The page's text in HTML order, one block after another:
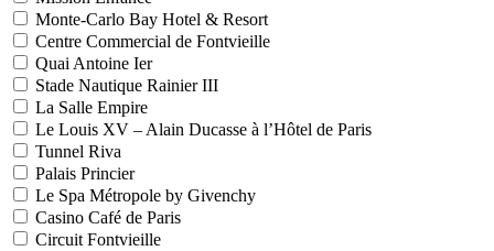
Monte-Carlo Bay Hotel & Resort
Centre Commercial de Fontvieille
Quai Antoine Ier
Stade Nautique Rainier III
La Salle Empire
Le Louis XV – Alain Ducasse à l’Hôtel de Paris
Tunnel Riva
Palais Princier
Le Spa Métropole by Givenchy
Casino Café de Paris
Circuit Fontvieille